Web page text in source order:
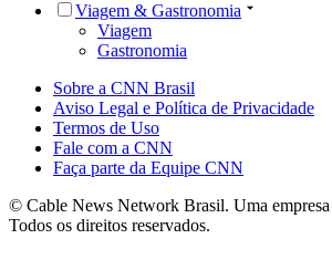
Viagem & Gastronomia
Viagem
Gastronomia
Sobre a CNN Brasil
Aviso Legal e Política de Privacidade
Termos de Uso
Fale com a CNN
Faça parte da Equipe CNN
© Cable News Network Brasil. Uma
Todos os direitos reservados.